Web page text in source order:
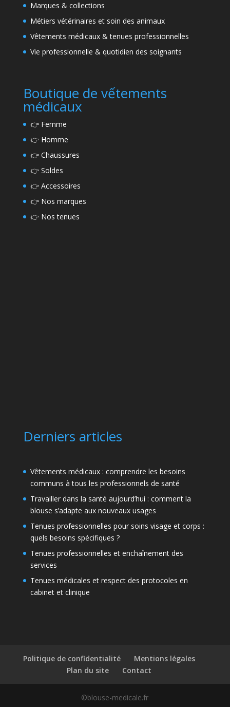
Marques & collections
Métiers vétérinaires et soin des animaux
Vêtements médicaux & tenues professionnelles
Vie professionnelle & quotidien des soignants
Boutique de vếtements
médicaux
👉 Femme
👉 Homme
👉 Chaussures
👉 Soldes
👉 Accessoires
👉 Nos marques
👉 Nos tenues
Derniers articles
Vêtements médicaux : comprendre les besoins
communs à tous les professionnels de santé
Travailler dans la santé aujourd’hui : comment la
blouse s’adapte aux nouveaux usages
Tenues professionnelles pour soins visage et corps :
quels besoins spécifiques ?
Tenues professionnelles et enchaînement des
services
Tenues médicales et respect des protocoles en
cabinet et clinique
Politique de confidentialité
Mentions légales
Plan du site
Contact
©blouse-medicale.fr